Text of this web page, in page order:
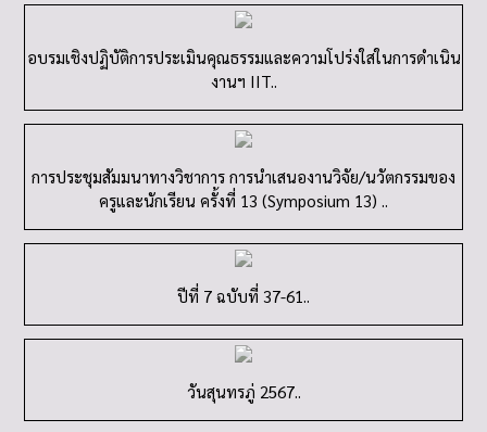
การประชุมสัมมนาทางวิชาการ การนำเสนองานวิจัย/นวัตกรรมของ
ครูและนักเรียน ครั้งที่ 13 (Symposium 13) ..
ปีที่ 7 ฉบับที่ 37-61..
วันสุนทรภู่ 2567..
ปีที่ 7 ฉบับที่ 34..